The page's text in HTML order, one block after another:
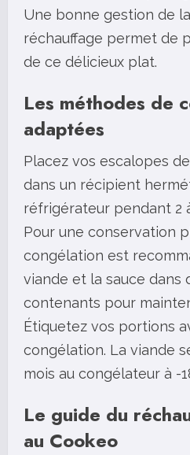
Une bonne gestion de
réchauffage permet de
de ce délicieux plat.
Les méthodes de
adaptées
Placez vos escalopes
dans un récipient
réfrigérateur pendant 2
Pour une conservation
congélation est
viande et la sauce dans
contenants pour
Étiquetez vos portions
congélation. La viande
mois au congélateur à -
Le guide du
au Cookeo